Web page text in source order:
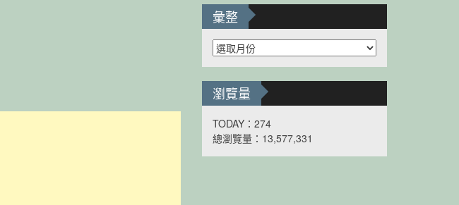
彙整
彙
整
瀏覽量
TODAY：274
總瀏覽量：13,577,331